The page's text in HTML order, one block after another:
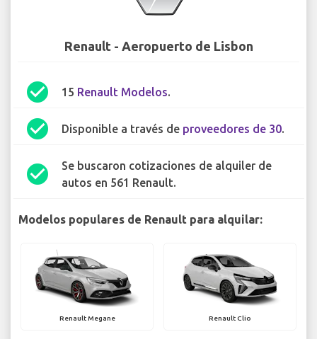
Renault - Aeropuerto de Lisbon
check_circle 15 Renault Modelos.
check_circle Disponible a través de proveedores de 30.
check_circle
Se buscaron cotizaciones de alquiler de
autos en 561 Renault.
Modelos populares de Renault para alquilar:
Renault Megane Renault Clio